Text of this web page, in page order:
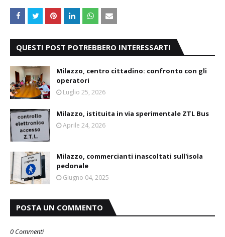
QUESTI POST POTREBBERO INTERESSARTI
Milazzo, centro cittadino: confronto con gli
operatori
Luglio 25, 2026
Milazzo, istituita in via sperimentale ZTL Bus
Aprile 24, 2026
Milazzo, commercianti inascoltati sull'isola
pedonale
Giugno 04, 2025
POSTA UN COMMENTO
0 Commenti